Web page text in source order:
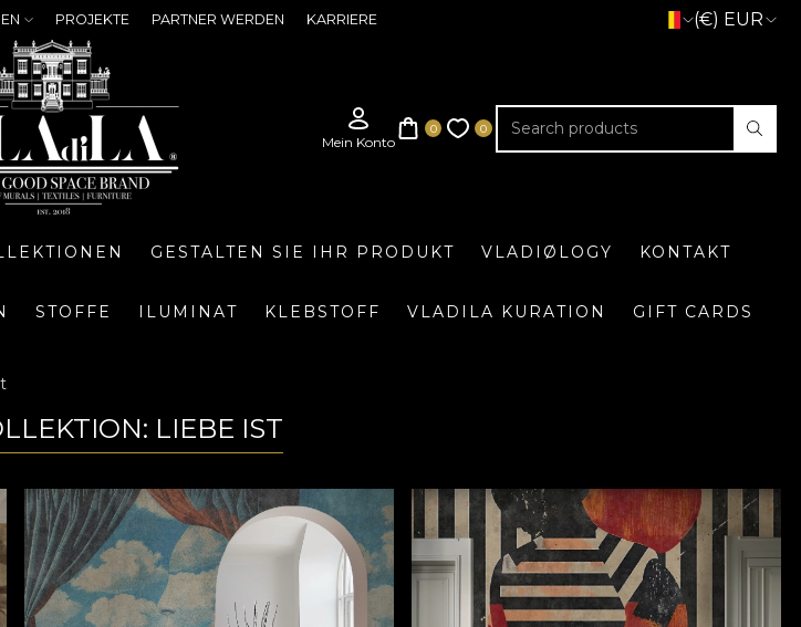
PROJEKTE PARTNER WERDEN KARRIERE (€) EUR
GESTALTEN SIE IHR PRODUKT VLADIØLOGY KONTAKT
STOFFE ILUMINAT KLEBSTOFF VLADILA KURATION GIFT CARDS
LIEBE IST